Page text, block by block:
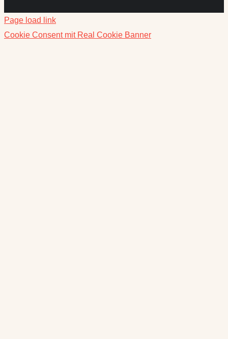
Page load link
Cookie Consent mit Real Cookie Banner